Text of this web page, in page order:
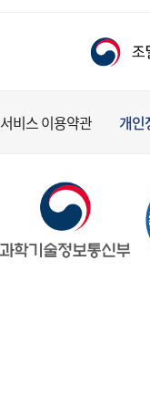
서비스 이용약관 개인